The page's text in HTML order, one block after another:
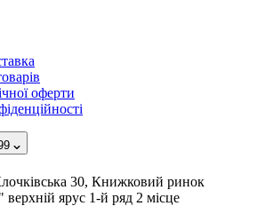
оферти
30, Книжковий ринок
ярус 1-й ряд 2 місце